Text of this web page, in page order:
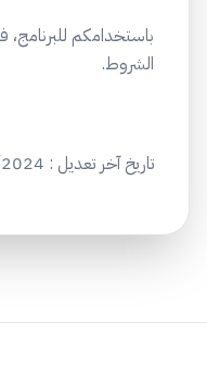
باستخدامكم للبرنامج،
الشروط.
تاريخ آخر تعديل : 1/9/2024